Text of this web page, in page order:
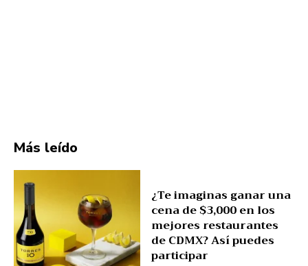
Más leído
¿Te imaginas ganar una
cena de $3,000 en los
mejores restaurantes
de CDMX? Así puedes
participar